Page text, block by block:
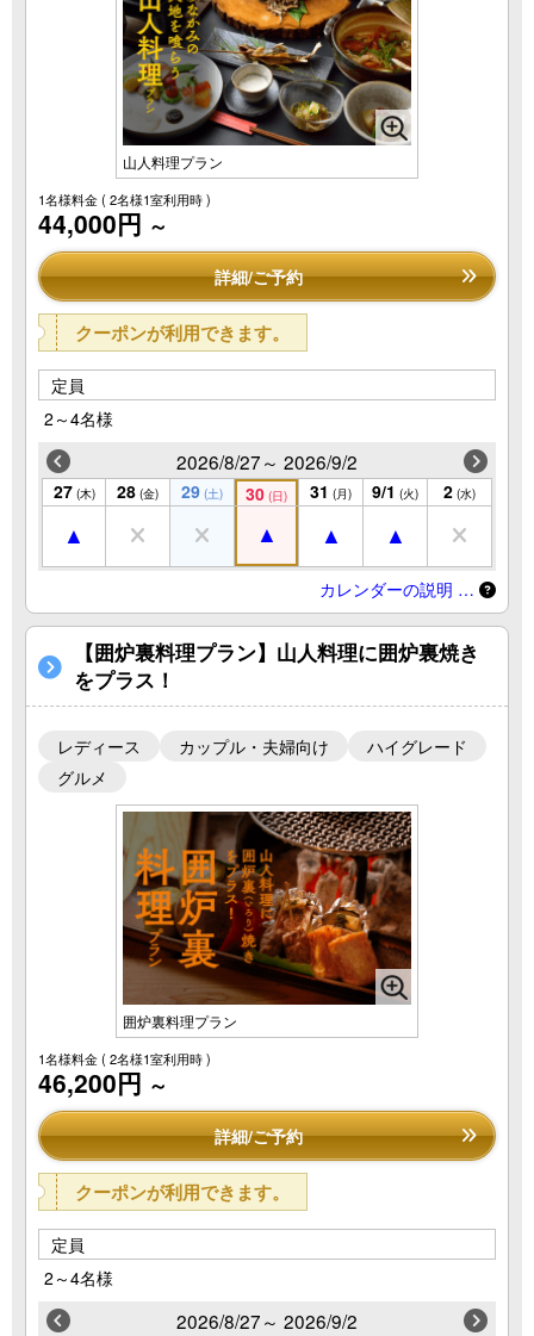
山人料理プラン
1名様料金( 2名様1室利用時 )
44,000円 ～
詳細/ご予約
クーポンが利用できます。
定員
2～4名様
2026/8/27～ 2026/9/2
27 (木) 28 (金) 29 (土) 30 (日) 31 (月) 9/1 (火) 2 (水)
カレンダーの説明 …
【囲炉裏料理プラン】山人料理に囲炉裏焼き
をプラス！
レディース カップル・夫婦向け
ハイグレード
グルメ
囲炉裏料理プラン
1名様料金( 2名様1室利用時 )
46,200円 ～
詳細/ご予約
クーポンが利用できます。
定員
2～4名様
2026/8/27～ 2026/9/2